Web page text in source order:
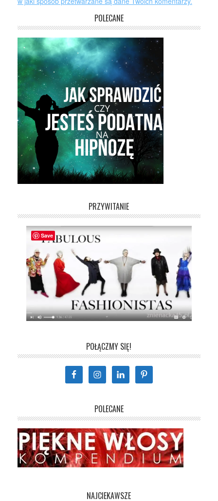
POLECANE
PRZYWITANIE
POŁĄCZMY SIĘ!
POLECANE
NAJCIEKAWSZE
Save